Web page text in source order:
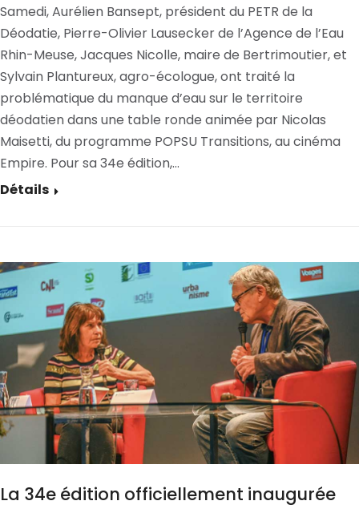
Samedi, Aurélien Bansept, président du PETR de la
Déodatie, Pierre-Olivier Lausecker de l’Agence de l’Eau
Rhin-Meuse, Jacques Nicolle, maire de Bertrimoutier, et
Sylvain Plantureux, agro-écologue, ont traité la
problématique du manque d’eau sur le territoire
déodatien dans une table ronde animée par Nicolas
Maisetti, du programme POPSU Transitions, au cinéma
Empire. Pour sa 34e édition,…
Détails
La 34e édition officiellement inaugurée